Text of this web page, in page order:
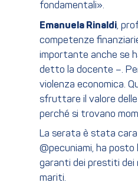
fondamentali».
Emanuela Rinaldi,
competenze
importante anche se
detto la docente –.
violenza economica.
sfruttare il valore delle
perché si trovano
La serata è stata
@pecuniami, ha
garanti dei prestiti dei
mariti.